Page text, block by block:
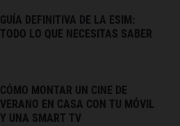
GUÍA DEFINITIVA DE LA ESIM:
TODO LO QUE NECESITAS SABER
CÓMO MONTAR UN CINE DE
VERANO EN CASA CON TU MÓVIL
Y UNA SMART TV